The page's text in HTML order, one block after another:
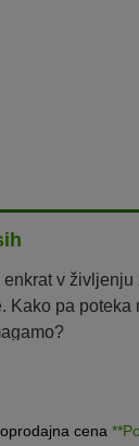
v
Kako pa poteka
cena